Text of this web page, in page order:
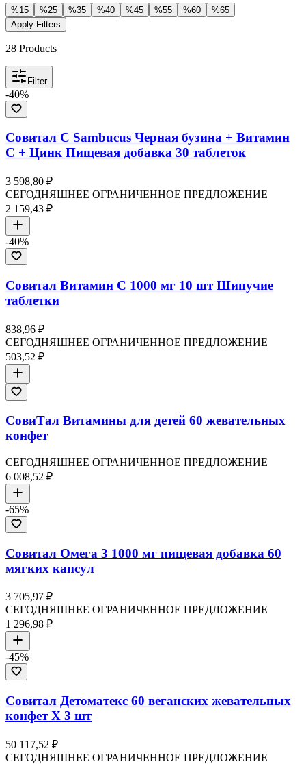
%15 %25 %35 %40 %45 %55 %60 %65
Apply Filters
28 Products
Filter
-40%
Совитал С Sambucus Черная бузина + Витамин
C + Цинк Пищевая добавка 30 таблеток
3 598,80 ₽
СЕГОДНЯШНЕЕ ОГРАНИЧЕННОЕ ПРЕДЛОЖЕНИЕ
2 159,43 ₽
-40%
Совитал Витамин C 1000 мг 10 шт Шипучие
таблетки
838,96 ₽
СЕГОДНЯШНЕЕ ОГРАНИЧЕННОЕ ПРЕДЛОЖЕНИЕ
503,52 ₽
СовиТал Витамины для детей 60 жевательных
конфет
СЕГОДНЯШНЕЕ ОГРАНИЧЕННОЕ ПРЕДЛОЖЕНИЕ
6 008,52 ₽
-65%
Совитал Омега 3 1000 мг пищевая добавка 60
мягких капсул
3 705,97 ₽
СЕГОДНЯШНЕЕ ОГРАНИЧЕННОЕ ПРЕДЛОЖЕНИЕ
1 296,98 ₽
-45%
Совитал Детоматекс 60 веганских жевательных
конфет X 3 шт
50 117,52 ₽
СЕГОДНЯШНЕЕ ОГРАНИЧЕННОЕ ПРЕДЛОЖЕНИЕ